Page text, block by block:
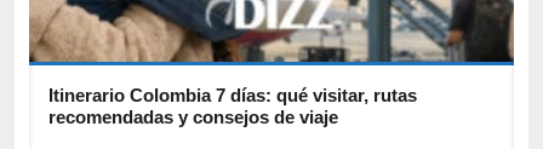
Itinerario Colombia 7 días: qué visitar, rutas
recomendadas y consejos de viaje